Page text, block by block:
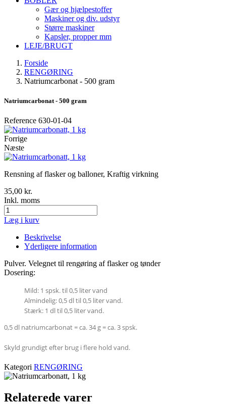
Gær og hjælpestoffer
Maskiner og div. udstyr
Større maskiner
Kapsler, propper mm
LEJE/BRUGT
Forside
RENGØRING
Natriumcarbonat - 500 gram
Natriumcarbonat - 500 gram
Reference 630-01-04
Forrige
Næste
Rensning af flasker og balloner, Kraftig virkning
35,00 kr.
Inkl. moms
Læg i kurv
Beskrivelse
Yderligere information
Pulver. Velegnet til rengøring af flasker og tønder
Dosering:
Mild: 1 spsk. til 0,5 liter vand
Almindelig: 0,5 dl til 0,5 liter vand.
Stærk: 1 dl til 0,5 liter vand.
0,5 dl natriumcarbonat = ca. 34 g = ca. 3 spsk.
Skyld grundigt efter brug i flere hold vand.
Kategori RENGØRING
Relaterede varer